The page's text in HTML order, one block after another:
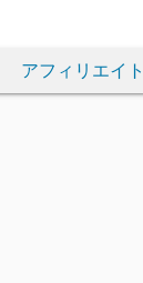
アフィリエイ